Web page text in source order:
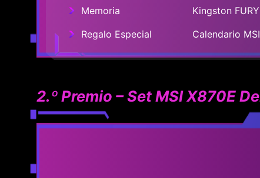
Memoria
Kingston
Regalo Especial
Calendario
2.º Premio – Set MSI X870E